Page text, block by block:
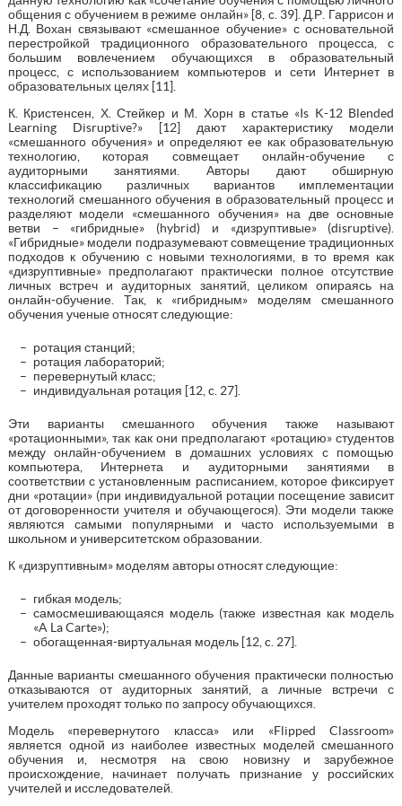
общения с обучением в режиме онлайн» [8, c. 39]. Д.Р. Гаррисон и
Н.Д. Вохан связывают «смешанное обучение» с основательной
перестройкой традиционного образовательного процесса, с
большим вовлечением обучающихся в образовательный
процесс, с использованием компьютеров и сети Интернет в
образовательных целях [11].
К. Кристенсен, Х. Стейкер и М. Хорн в статье «Is K-12 Blended
Learning Disruptive?» [12] дают характеристику модели
«смешанного обучения» и определяют ее как образовательную
технологию, которая совмещает онлайн-обучение с
аудиторными занятиями. Авторы дают обширную
классификацию различных вариантов имплементации
технологий смешанного обучения в образовательный процесс и
разделяют модели «смешанного обучения» на две основные
ветви – «гибридные» (hybrid) и «дизруптивые» (disruptive).
«Гибридные» модели подразумевают совмещение традиционных
подходов к обучению с новыми технологиями, в то время как
«дизруптивные» предполагают практически полное отсутствие
личных встреч и аудиторных занятий, целиком опираясь на
онлайн-обучение. Так, к «гибридным» моделям смешанного
обучения ученые относят следующие:
ротация станций;
ротация лабораторий;
перевернутый класс;
индивидуальная ротация [12, c. 27].
Эти варианты смешанного обучения также называют
«ротационными», так как они предполагают «ротацию» студентов
между онлайн-обучением в домашних условиях с помощью
компьютера, Интернета и аудиторными занятиями в
соответствии с установленным расписанием, которое фиксирует
дни «ротации» (при индивидуальной ротации посещение зависит
от договоренности учителя и обучающегося). Эти модели также
являются самыми популярными и часто используемыми в
школьном и университетском образовании.
К «дизруптивным» моделям авторы относят следующие:
гибкая модель;
самосмешивающаяся модель (также известная как модель
«A La Carte»);
обогащенная-виртуальная модель [12, c. 27].
Данные варианты смешанного обучения практически полностью
отказываются от аудиторных занятий, а личные встречи с
учителем проходят только по запросу обучающихся.
Модель «перевернутого класса» или «Flipped Classroom»
является одной из наиболее известных моделей смешанного
обучения и, несмотря на свою новизну и зарубежное
происхождение, начинает получать признание у российских
учителей и исследователей.